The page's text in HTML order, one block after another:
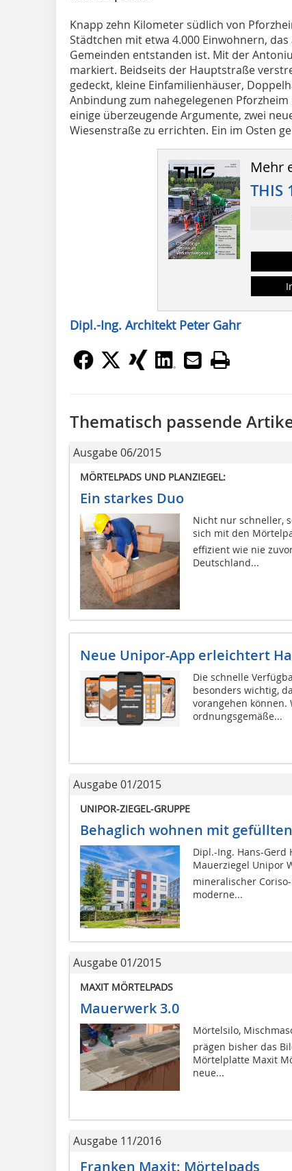
Knapp zehn Kilometer südlich von
Städtchen mit etwa 4.000 Einwohnern,
Gemeinden entstanden ist. Mit der
markiert. Beidseits der Hauptstraße
gedeckt, kleine Einfamilienhäuser,
Anbindung zum nahegelegenen
einige überzeugende Argumente, zwei
Wiesenstraße zu errichten. Ein im Osten
Mehr
THIS
Dipl.-Ing. Architekt Peter Gahr
Thematisch passende
Ausgabe 06/2015
MÖRTELPADS UND PLANZIEGEL:
Ein starkes Duo
Nicht nur schneller,
sich mit den
effizient wie nie
Deutschland...
Neue Unipor-App erleichtert
Die schnelle
besonders wichtig,
vorangehen
ordnungsgemäße...
Ausgabe 01/2015
UNIPOR-ZIEGEL-GRUPPE
Behaglich wohnen mit
Dipl.-Ing. Hans-Gerd
Mauerziegel Unipor
mineralischer
moderne...
Ausgabe 01/2015
MAXIT MÖRTELPADS
Mauerwerk 3.0
Mörtelsilo,
prägen bisher das
Mörtelplatte Maxit
neue...
Ausgabe 11/2016
Franken Maxit: Mörtelpads